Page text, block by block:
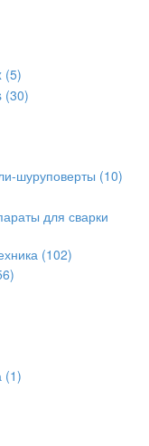
(5)
(30)
шуруповерты (10)
для сварки
(102)
(1)